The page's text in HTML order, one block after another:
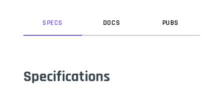
SPECS DOCS PUBS
Specifications